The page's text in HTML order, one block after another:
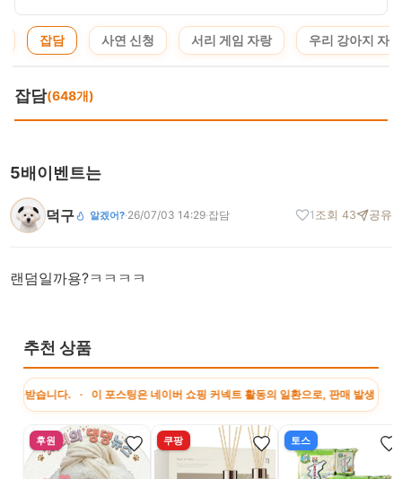
잡담 사연 신청 서리 게임 자랑 우리 강아지 자랑
잡담(648개)
5배이벤트는
덕구 알겠어?·26/07/03 14:29·잡담 1 조회 43 공유
랜덤일까용?ㅋㅋㅋㅋ
추천 상품
니다. · 이 포스팅은 네이버 쇼핑 커넥트 활동의 일환으로, 판매 발생 시 수수
후원 쿠팡 토스